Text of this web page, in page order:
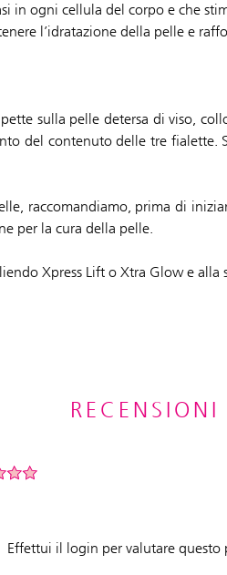
in ogni cellula del corpo e che
l’idratazione della pelle e
sulla pelle detersa di viso,
del contenuto delle tre
raccomandiamo, prima di
per la cura della pelle.
Xpress Lift o Xtra Glow e
RECENSIONI
Effettui il login per valutare questo